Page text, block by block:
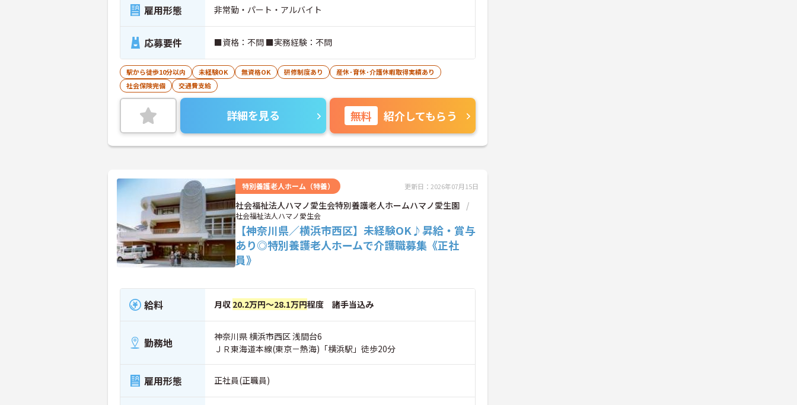
雇用形態 非常勤・パート・アルバイト
応募要件 ■資格：不問 ■実務経験：不問
駅から徒歩10分以内 未経験OK 無資格OK 研修制度あり
産休･育休･介護休暇取得実績あり
社会保険完備
交通費支給
詳細を見る 無料 紹介してもらう
特別養護老人ホーム（特養） 更新日：2026年07月15日
社会福祉法人ハマノ愛生会特別養護老人ホームハマノ愛生園
社会福祉法人ハマノ愛生会
【神奈川県／横浜市西区】未経験OK♪昇給・賞与
あり◎特別養護老人ホームで介護職募集《正社
員》
給料 月収 20.2万円～28.1万円程度 諸手当込み
勤務地
神奈川県 横浜市西区 浅間台6
ＪＲ東海道本線(東京－熱海)「横浜駅」徒歩20分
雇用形態 正社員(正職員)